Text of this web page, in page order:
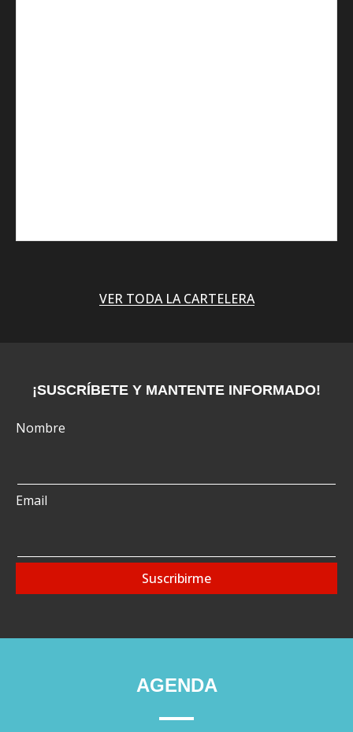
VER TODA LA CARTELERA
¡SUSCRÍBETE Y MANTENTE INFORMADO!
Nombre
Email
Suscribirme
AGENDA